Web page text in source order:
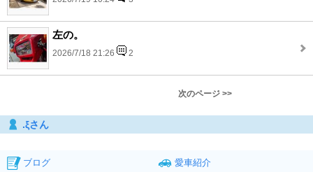
左の。
2026/7/18 21:26 2
次のページ >>
.ξさん
ブログ
愛車紹介